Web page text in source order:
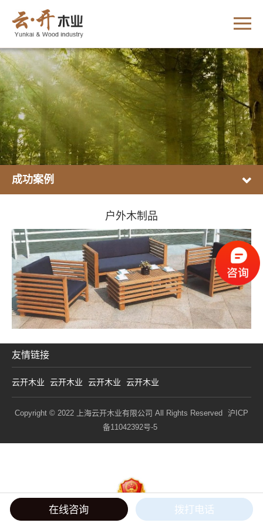
成功案例
户外木制品
友情链接
云开木业 云开木业 云开木业 云开木业
Copyright © 2022 上海云开木业有限公司 All Rights Reserved 沪ICP
备11042392号-5
在线咨询 拨打电话